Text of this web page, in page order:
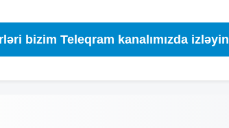
bizim Teleqram kanalımızda izləyin